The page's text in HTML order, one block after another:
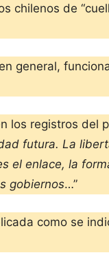
de
general,
registros del
futura. La
el enlace, la
gobiernos…”
como se